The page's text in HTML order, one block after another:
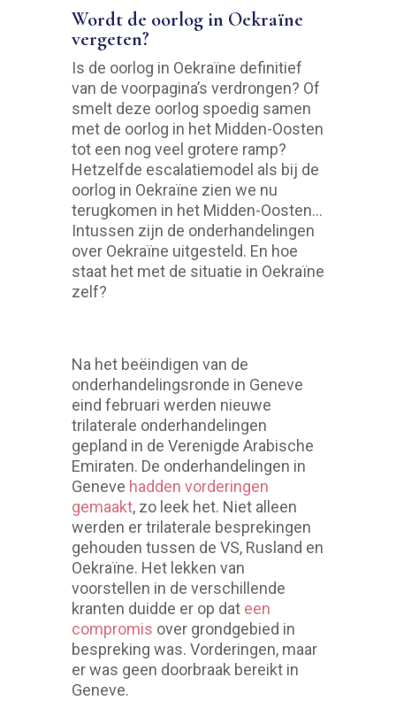
Wordt de oorlog in Oekraïne
vergeten?
Is de oorlog in Oekraïne definitief
van de voorpagina’s verdrongen? Of
smelt deze oorlog spoedig samen
met de oorlog in het Midden-Oosten
tot een nog veel grotere ramp?
Hetzelfde escalatiemodel als bij de
oorlog in Oekraïne zien we nu
terugkomen in het Midden-Oosten…
Intussen zijn de onderhandelingen
over Oekraïne uitgesteld. En hoe
staat het met de situatie in Oekraïne
zelf?
Na het beëindigen van de
onderhandelingsronde in Geneve
eind februari werden nieuwe
trilaterale onderhandelingen
gepland in de Verenigde Arabische
Emiraten. De onderhandelingen in
Geneve hadden vorderingen
gemaakt, zo leek het. Niet alleen
werden er trilaterale besprekingen
gehouden tussen de VS, Rusland en
Oekraïne. Het lekken van
voorstellen in de verschillende
kranten duidde er op dat een
compromis over grondgebied in
bespreking was. Vorderingen, maar
er was geen doorbraak bereikt in
Geneve.